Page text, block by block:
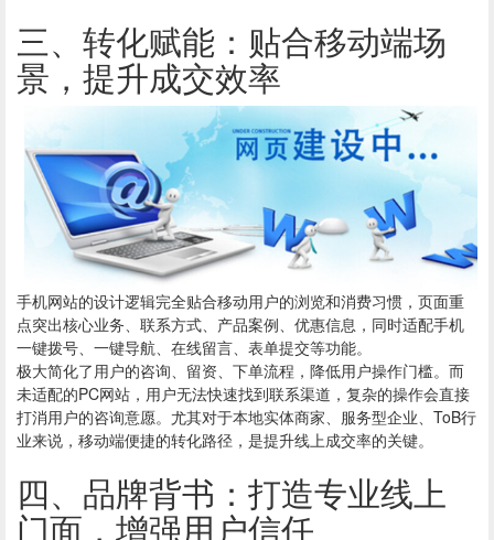
三、转化赋能：贴合移动端场
景，提升成交效率
手机网站的设计逻辑完全贴合移动用户的浏览和消费习惯，页面重
点突出核心业务、联系方式、产品案例、优惠信息，同时适配手机
一键拨号、一键导航、在线留言、表单提交等功能。
极大简化了用户的咨询、留资、下单流程，降低用户操作门槛。而
未适配的PC网站，用户无法快速找到联系渠道，复杂的操作会直接
打消用户的咨询意愿。尤其对于本地实体商家、服务型企业、ToB行
业来说，移动端便捷的转化路径，是提升线上成交率的关键。
四、品牌背书：打造专业线上
门面，增强用户信任